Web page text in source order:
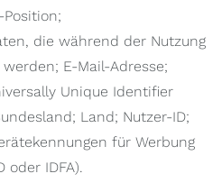
die während der Nutzung
E-Mail-Adresse;
Unique Identifier
Land; Nutzer-ID;
für Werbung
oder IDFA).